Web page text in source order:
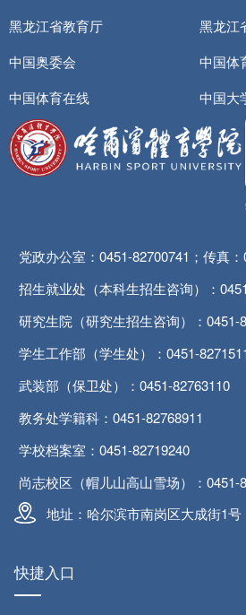
黑龙江省教育厅
黑龙江
中国奥委会
中国体
中国体育在线
中国大
党政办公室：0451-82700741；传真
招生就业处（本科生招生咨询）：
研究生院（研究生招生咨询）：0451-
学生工作部（学生处）：0451-
武装部（保卫处）：0451-82763110
教务处学籍科：0451-82768911
学校档案室：0451-82719240
尚志校区（帽儿山高山雪场）：0451-
地址：哈尔滨市南岗区大成街1号
快捷入口